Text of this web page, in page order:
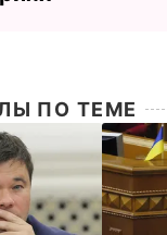
ПО ТЕМЕ